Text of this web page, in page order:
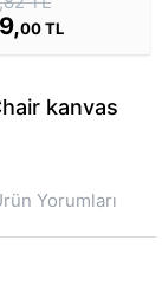
00 TL
kanvas
Yorumları